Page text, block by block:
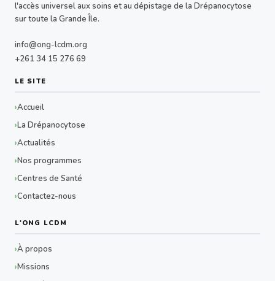
l'accès universel aux soins et au dépistage de la Drépanocytose
sur toute la Grande Île.
info@ong-lcdm.org
+261 34 15 276 69
LE SITE
Accueil
La Drépanocytose
Actualités
Nos programmes
Centres de Santé
Contactez-nous
L'ONG LCDM
À propos
Missions